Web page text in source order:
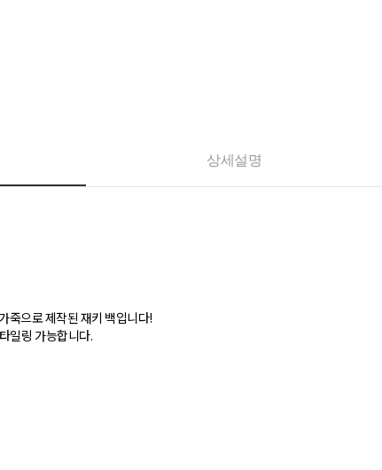
상세설명
죽으로 제작된 재키 백입니다!
일링 가능합니다.